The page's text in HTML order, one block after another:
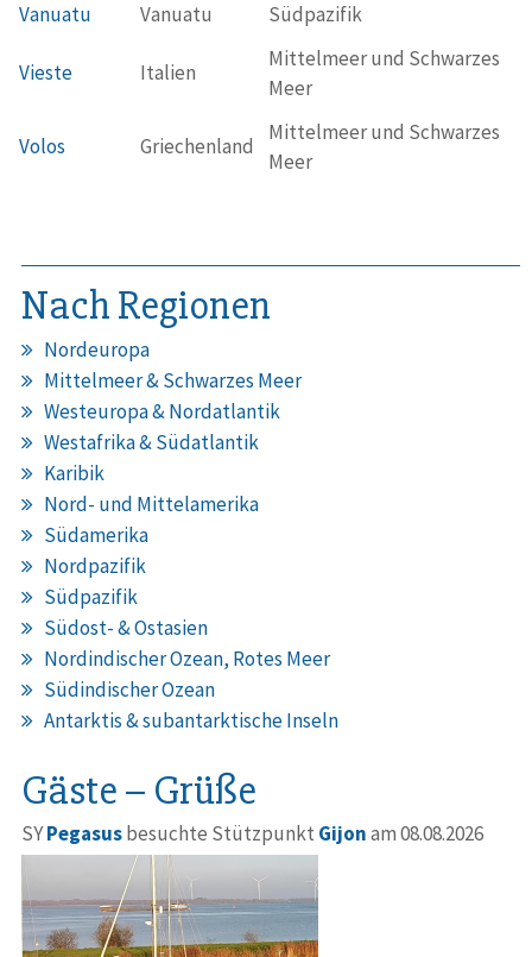
Vanuatu Vanuatu Südpazifik
Vieste Italien
Mittelmeer und Schwarzes
Meer
Volos Griechenland
Mittelmeer und Schwarzes
Meer
Nach Regionen
Nordeuropa
Mittelmeer & Schwarzes Meer
Westeuropa & Nordatlantik
Westafrika & Südatlantik
Karibik
Nord- und Mittelamerika
Südamerika
Nordpazifik
Südpazifik
Südost- & Ostasien
Nordindischer Ozean, Rotes Meer
Südindischer Ozean
Antarktis & subantarktische Inseln
Gäste – Grüße
SYPegasusbesuchte Stützpunkt Gijonam 08.08.2026